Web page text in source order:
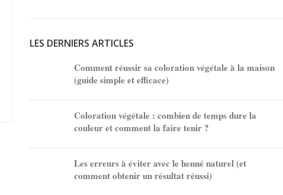
LES DERNIERS ARTICLES
Comment réussir sa coloration végétale à la maison
(guide simple et efficace)
Coloration végétale : combien de temps dure la
couleur et comment la faire tenir ?
Les erreurs à éviter avec le henné naturel (et
comment obtenir un résultat réussi)